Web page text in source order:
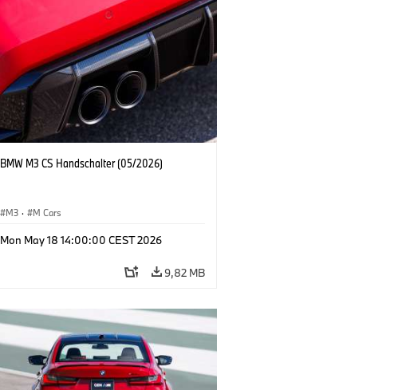
BMW M3 CS Handschalter (05/2026)
M3 · M Cars
Mon May 18 14:00:00 CEST 2026
9,82 MB